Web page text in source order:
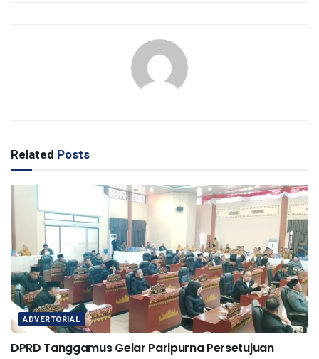
Related Posts
ADVERTORIAL
DPRD Tanggamus Gelar Paripurna Persetujuan